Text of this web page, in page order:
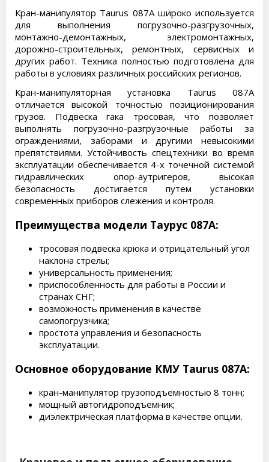
Кран-манипулятор Taurus 087A широко используется
для выполнения погрузочно-разгрузочных,
монтажно-демонтажных, электромонтажных,
дорожно-строительных, ремонтных, сервисных и
других работ. Техника полностью подготовлена для
работы в условиях различных российских регионов.
Кран-манипуляторная установка Taurus 087A
отличается высокой точностью позиционирования
грузов. Подвеска гака тросовая, что позволяет
выполнять погрузочно-разгрузочные работы за
ограждениями, заборами и другими невысокими
препятствиями. Устойчивость спецтехники во время
эксплуатации обеспечивается 4-х точечной системой
гидравлических опор-аутригеров, высокая
безопасность достигается путем установки
современных приборов слежения и контроля.
Преимущества модели Таурус 087A:
тросовая подвеска крюка и отрицательный угол
наклона стрелы;
универсальность применения;
приспособленность для работы в России и
странах СНГ;
возможность применения в качестве
самопогрузчика;
простота управления и безопасность
эксплуатации.
Основное оборудование КМУ Taurus 087A:
кран-манипулятор грузоподъемностью 8 тонн;
мощный автогидроподъемник;
диэлектрическая платформа в качестве опции.